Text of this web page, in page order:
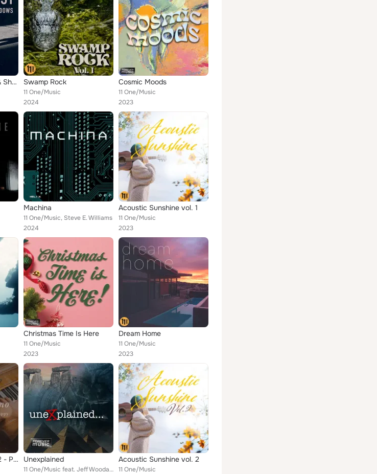
The Heist: Darkness & Shadows Swamp Rock
11 One/Music
2024
Cosmic Moods
11 One/Music
2023
Machina
11 One/Music, Steve E. Williams
2024
Acoustic Sunshine vol. 1
11 One/Music
2023
Christmas Time Is Here
11 One/Music
2023
Dream Home
11 One/Music
2023
Cinematic Piano vol. 2 - Positive, Uplifting, Happy Unexplained
11 One/Music feat. Jeff Woodall, Jonathan Atkinson
Acoustic Sunshine vol. 2
11 One/Music